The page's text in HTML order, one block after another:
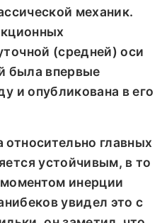
механик.
(средней) оси
была впервые
и опубликована в его
главных
устойчивым, в то
инерции
увидел это с